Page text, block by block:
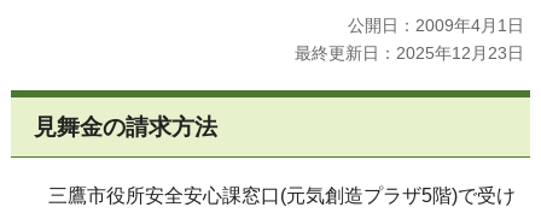
公開日：2009年4月1日
最終更新日：2025年12月23日
見舞金の請求方法
三鷹市役所安全安心課窓口(元気創造プラザ5階)で受け